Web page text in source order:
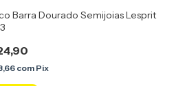
Barra Dourado Semijoias Lesprit
com Pix